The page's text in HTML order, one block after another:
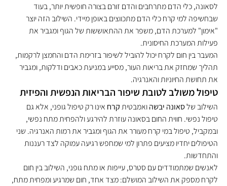
לסאונה, כלי הדם מתרחבים והדם זורם בצורה חופשית יותר, בעוד
שבחשיפה למי קרח כלי הדם מתכווצים באופן מיידי. השילוב הזה יוצר
"אימון" למערכת הדם, משפר את ההתאוששות של הגוף ומגביר את
פעילות המערכת החיסונית.
המעבר בין חום לקרח יכול להוביל לשיפור בזרימת הדם והחמצן לרקמות,
תהליך שמחזק את בריאות העור, מסייע במניעת כאבים ודלקות, ומגביר
את תחושת החיוניות והאנרגיה.
טיפול משולב לטובת שיפור הבריאות הנפשית והפיזית
השילוב של סאונה יבשה ואמבטית קרח אינו רק טיפול גופני, אלא גם
טיפול נפשי. חווית החום בסאונה עוזרת להירגע ולהפחית מתח נפשי,
ובמקביל, טיפול במי קרח מעורר את הגוף ומגביר את רמות האנרגיה. שני
הטיפולים יחדיו מציעים פתרון למי שמחפש רגיעה עמוקה לצד רעננות
והתחדשות.
לאנשים שמתמודדים עם סטרס, עייפות או מתח גופני, השילוב בין חום
לקרח מספק את השילוב המושלם: מצד אחד, חום שמרגיע ומפחית מתח,